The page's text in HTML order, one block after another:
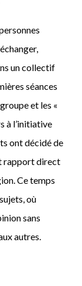
un collectif
séances
et les «
à l’initiative
ont décidé de
rapport direct
Ce temps
où
sans
autres.